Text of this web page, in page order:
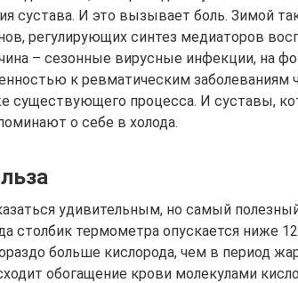
сустава. И это вызывает боль. Зимой
регулирующих синтез медиаторов
– сезонные вирусные инфекции, на
к ревматическим заболеваниям
существующего процесса. И суставы,
о себе в холода.
удивительным, но самый
столбик термометра опускается ниже
больше кислорода, чем в период
обогащение крови молекулами